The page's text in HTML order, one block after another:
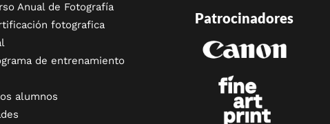
Anual de Fotografía
fotografica
de entrenamiento
alumnos
Patrocinadores